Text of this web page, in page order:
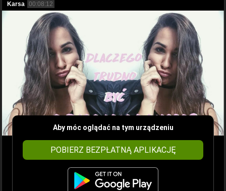
Karsa 00:08:12
Aby móc oglądać na tym urządzeniu
POBIERZ BEZPŁATNĄ APLIKACJĘ